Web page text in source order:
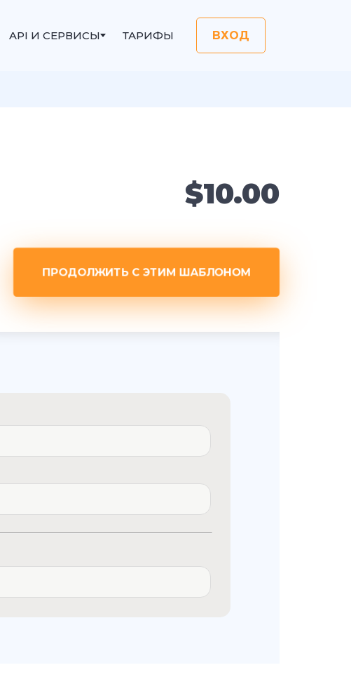
API И СЕРВИСЫ ТАРИФЫ ВХОД
$10.00
ПРОДОЛЖИТЬ С ЭТИМ ШАБЛОНОМ